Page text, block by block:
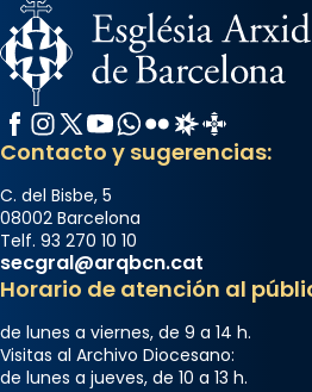
Memòria de les santes
Semproniana, verges i
Acompanyant la història
partir de l’Edat Mitjana
que les santes Juliana
Semproniana (“relatiu a
eterna”) són deixebles
frare Joan Gaspar Roig,
que les santes són filles de
Mataró en reivindicarà les
...Ver más
Foto
Facebook
Instagram
X / Twitter
YouTube
WhatsApp
FlickrRadio Estel
Catalunya
Contacto y sugerencias:
C. del Bisbe, 5
08002 Barcelona
Telf. 93 270 10 10
secgral@arqbcn.cat
Horario de atención al
de lunes a viernes, de 9 a 14 h.
Visitas al Archivo Diocesano:
de lunes a jueves, de 10 a 13 h.